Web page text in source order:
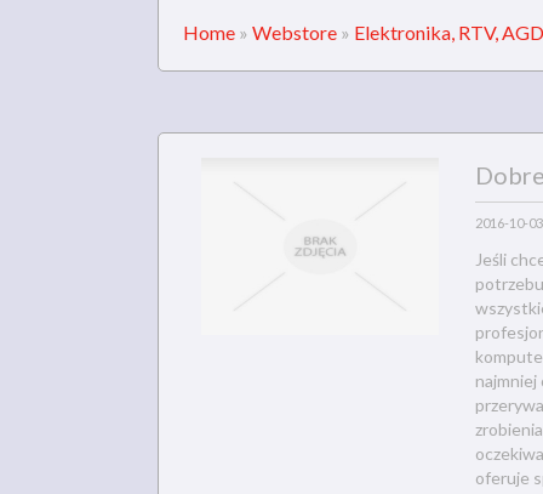
Home » Webstore » Elektronika, RTV, AGD
2016-10-03
Jeśli
najmniej
oferuje